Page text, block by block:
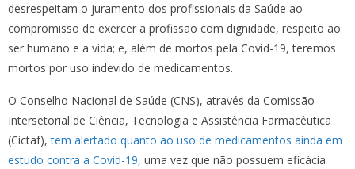
desrespeitam o juramento dos profissionais da Saúde ao
compromisso de exercer a profissão com dignidade, respeito ao
ser humano e a vida; e, além de mortos pela Covid-19, teremos
mortos por uso indevido de medicamentos.
O Conselho Nacional de Saúde (CNS), através da Comissão
Intersetorial de Ciência, Tecnologia e Assistência Farmacêutica
(Cictaf),tem alertado quanto ao uso de medicamentos ainda em
estudo contra a Covid-19, uma vez que não possuem eficácia